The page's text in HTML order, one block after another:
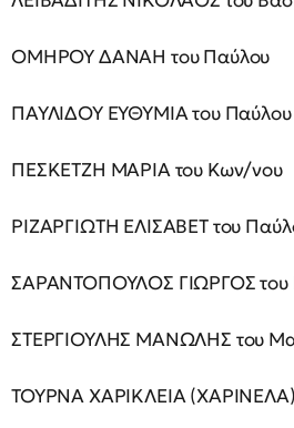
ΟΜΗΡΟΥ ΔΑΝΑΗ του Παύλου
ΠΑΥΛΙΔΟΥ ΕΥΘΥΜΙΑ του Παύλου
ΠΕΣΚΕΤΖΗ ΜΑΡΙΑ του Κων/νου
ΡΙΖΑΡΓΙΩΤΗ ΕΛΙΣΑΒΕΤ του
ΣΑΡΑΝΤΟΠΟΥΛΟΣ ΓΙΩΡΓΟΣ του
ΣΤΕΡΓΙΟΥΛΗΣ ΜΑΝΩΛΗΣ του
ΤΟΥΡΝΑ ΧΑΡΙΚΛΕΙΑ (ΧΑΡΙΝΕΛΑ)